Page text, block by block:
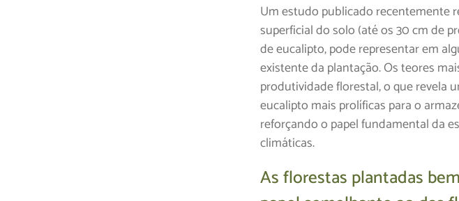
Um estudo publicado recentemente
superficial do solo (até os 30 cm de
de eucalipto, pode representar em
existente da plantação. Os teores
produtividade florestal, o que revela
eucalipto mais prolíficas para o
reforçando o papel fundamental da
climáticas.
As florestas plantadas